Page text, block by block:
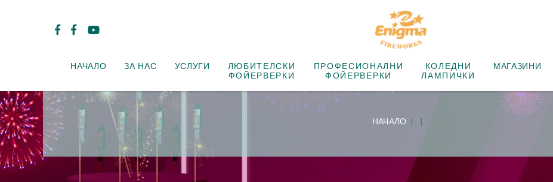
НАЧАЛО ЗА НАС УСЛУГИ
ЛЮБИТЕЛСКИ
ФОЙЕРВЕРКИ
ПРОФЕСИОНАЛНИ
ФОЙЕРВЕРКИ
КОЛЕДНИ
ЛАМПИЧКИ
МАГАЗИНИ
НАЧАЛО | |